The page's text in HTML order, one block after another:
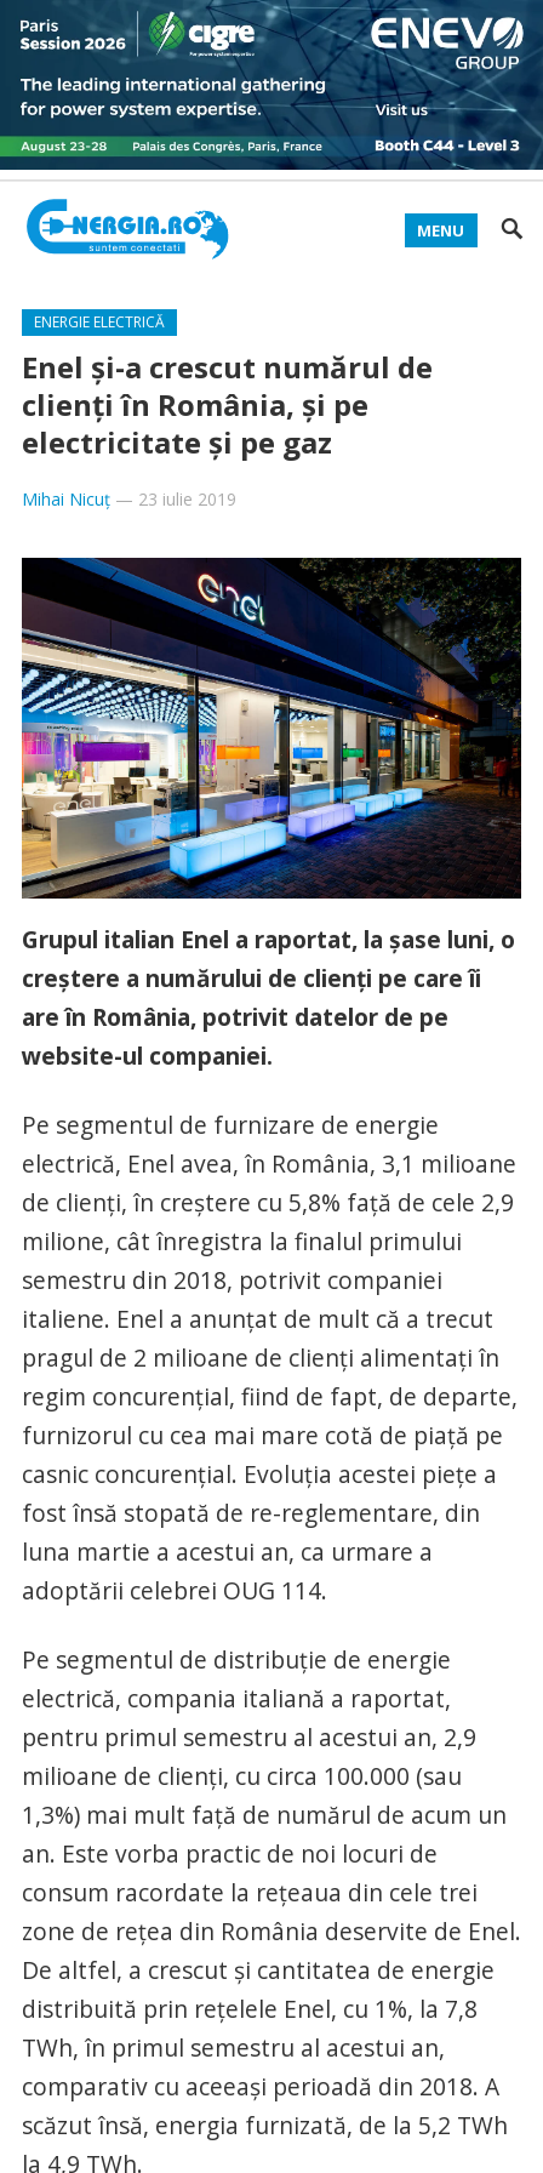
MENU
ENERGIE ELECTRICĂ
Enel și-a crescut numărul de
clienți în România, și pe
electricitate și pe gaz
Mihai Nicuț— 23 iulie 2019
Grupul italian Enel a raportat, la șase luni, o
creștere a numărului de clienți pe care îi
are în România, potrivit datelor de pe
website-ul companiei.
Pe segmentul de furnizare de energie
electrică, Enel avea, în România, 3,1 milioane
de clienți, în creștere cu 5,8% față de cele 2,9
milione, cât înregistra la finalul primului
semestru din 2018, potrivit companiei
italiene. Enel a anunțat de mult că a trecut
pragul de 2 milioane de clienți alimentați în
regim concurențial, fiind de fapt, de departe,
furnizorul cu cea mai mare cotă de piață pe
casnic concurențial. Evoluția acestei piețe a
fost însă stopată de re-reglementare, din
luna martie a acestui an, ca urmare a
adoptării celebrei OUG 114.
Pe segmentul de distribuție de energie
electrică, compania italiană a raportat,
pentru primul semestru al acestui an, 2,9
milioane de clienți, cu circa 100.000 (sau
1,3%) mai mult față de numărul de acum un
an. Este vorba practic de noi locuri de
consum racordate la rețeaua din cele trei
zone de rețea din România deservite de Enel.
De altfel, a crescut și cantitatea de energie
distribuită prin rețelele Enel, cu 1%, la 7,8
TWh, în primul semestru al acestui an,
comparativ cu aceeași perioadă din 2018. A
scăzut însă, energia furnizată, de la 5,2 TWh
la 4,9 TWh.